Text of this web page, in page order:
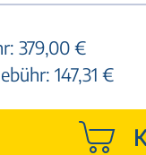
379,00 €
147,31 €